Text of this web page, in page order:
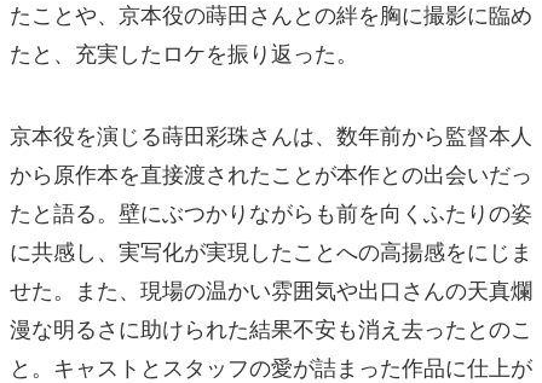
たことや、京本役の蒔田さんとの絆を胸に撮影に臨め
たと、充実したロケを振り返った。
京本役を演じる蒔田彩珠さんは、数年前から監督本人
から原作本を直接渡されたことが本作との出会いだっ
たと語る。壁にぶつかりながらも前を向くふたりの姿
に共感し、実写化が実現したことへの高揚感をにじま
せた。また、現場の温かい雰囲気や出口さんの天真爛
漫な明るさに助けられた結果不安も消え去ったとのこ
と。キャストとスタッフの愛が詰まった作品に仕上が